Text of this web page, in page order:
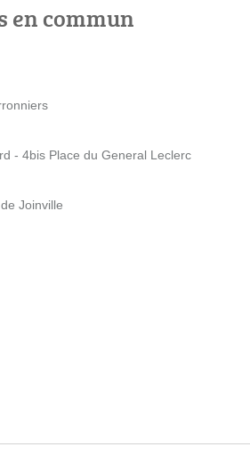
en commun
- 4bis Place du General Leclerc
Joinville